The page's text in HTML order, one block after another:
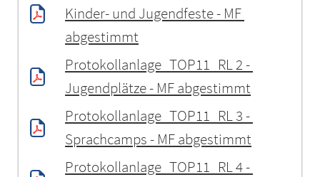
Kinder- und Jugendfeste - MF
abgestimmt
Protokollanlage_TOP11_RL 2 -
Jugendplätze - MF abgestimmt
Protokollanlage_TOP11_RL 3 -
Sprachcamps - MF abgestimmt
Protokollanlage_TOP11_RL 4 -